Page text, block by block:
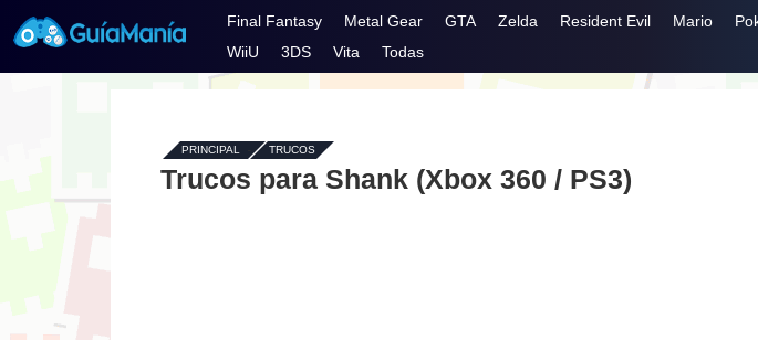
Final Fantasy Metal Gear GTA Zelda Resident Evil Mario
WiiU
3DS Vita Todas
PRINCIPAL - TRUCOS
Trucos para Shank (Xbox 360 / PS3)